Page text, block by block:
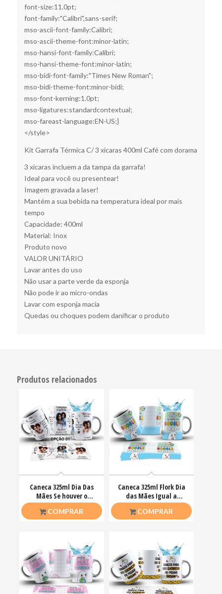
font-size:11.0pt;
font-family:"Calibri",sans-serif;
mso-ascii-font-family:Calibri;
mso-ascii-theme-font:minor-latin;
mso-hansi-font-family:Calibri;
mso-hansi-theme-font:minor-latin;
mso-bidi-font-family:"Times New Roman";
mso-bidi-theme-font:minor-bidi;
mso-font-kerning:1.0pt;
mso-ligatures:standardcontextual;
mso-fareast-language:EN-US;}
</style>
Kit Garrafa Térmica C/ 3 xícaras 400ml Café com dorama
3 xícaras incluem a da tampa da garrafa!
Ideal para você ou presentear!
Imagem gravada a laser!
Mantém a sua bebida na temperatura ideal por mais
tempo
Capacidade: 400ml
Material: Inox
Produto novo
VALOR UNITÁRIO
Lavar antes do uso
Não usar a parte verde da esponja
Não pode ir ao micro-ondas
Lavar com esponja macia
Quedas ou choques podem danificar o produto
Produtos relacionados
Caneca 325ml Dia Das
Mães Se houver o
amanhã em que não
COMPRAR
Caneca 325ml Flork Dia
das Mães Igual a
minha nem o Google
COMPRAR